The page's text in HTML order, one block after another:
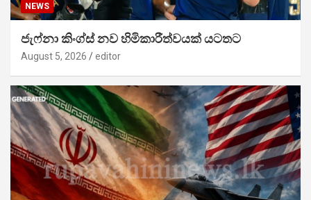
NEWS
ජැෆ්නා කිංග්ස් නව හිමිකාරීත්වයක් යටතට
August 5, 2026 editor